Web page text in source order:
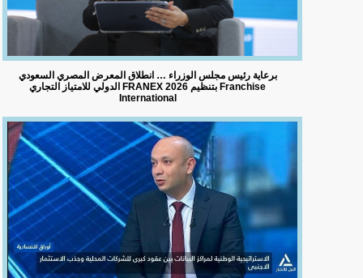
برعاية رئيس مجلس الوزراء … انطلاق المعرض المصري السعودي
الدولي للامتياز التجاري FRANEX 2026 بتنظيم Franchise
International